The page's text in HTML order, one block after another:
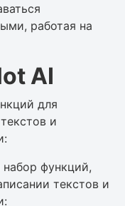
работая на
AI
для
и
функций,
текстов и